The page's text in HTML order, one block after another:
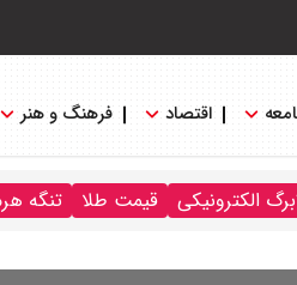
اقتصاد فرهنگ و هنر
الکترونیکی قیمت طلا تنگه